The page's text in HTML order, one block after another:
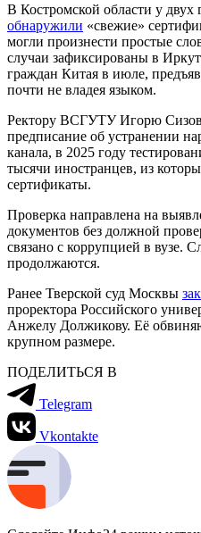
В Костромской области у двух
обнаружили «свежие»
могли произнести простые
случаи зафиксированы в
граждан Китая в июле,
почти не владея языком.
Ректору ВСГУТУ Игорю
предписание об устранении
канала, в 2025 году
тысячи иностранцев, из
сертификаты.
Проверка направлена на
документов без должной
связано с коррупцией в вузе.
продолжаются.
Ранее Тверской суд Москвы
проректора Российского
Анжелу Должикову. Её
крупном размере.
ПОДЕЛИТЬСЯ В
Telegram
Vkontakte